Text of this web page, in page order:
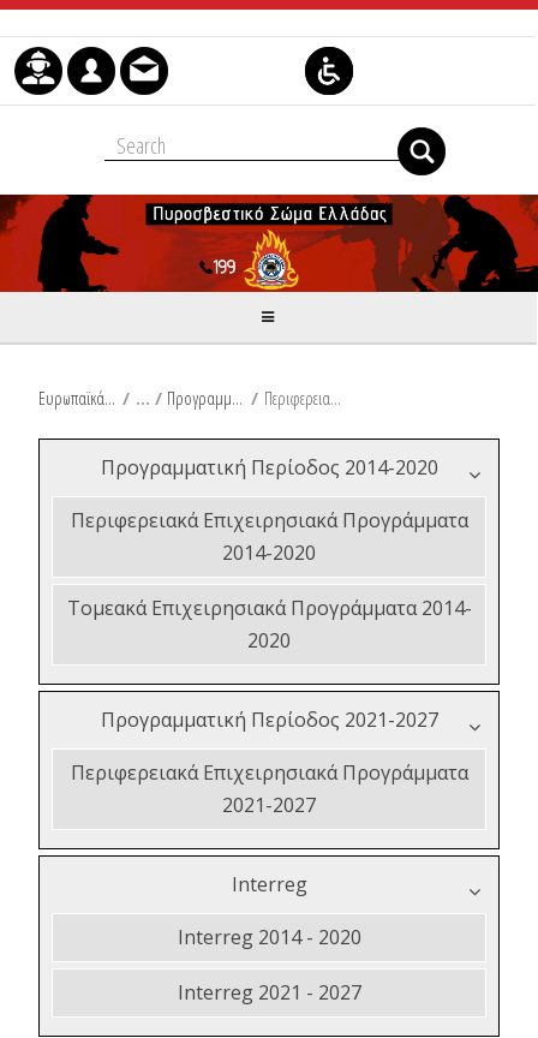
Μετάβαση στο περιεχόμενο
Ευρωπαϊκά & Αναπτυξιακά Προγράμματα / Προγραμματική Περίοδος 2014-2020 / Περιφερειακά Επιχειρησιακά Προγράμματα 2014-2020
Προγραμματική Περίοδος 2014-2020
Περιφερειακά Επιχειρησιακά Προγράμματα
2014-2020
Τομεακά Επιχειρησιακά Προγράμματα 2014-
2020
Προγραμματική Περίοδος 2021-2027
Περιφερειακά Επιχειρησιακά Προγράμματα
2021-2027
Interreg
Interreg 2014 - 2020
Interreg 2021 - 2027